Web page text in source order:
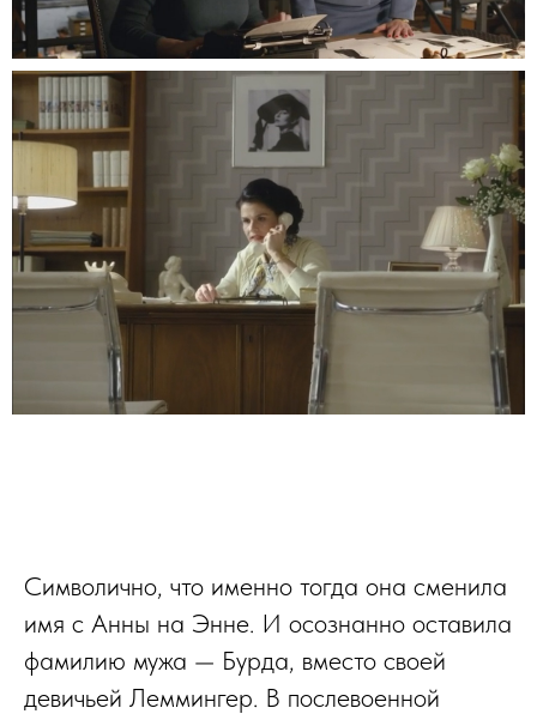
Символично, что именно тогда она сменила
имя с Анны на Энне. И осознанно оставила
фамилию мужа — Бурда, вместо своей
девичьей Леммингер. В послевоенной